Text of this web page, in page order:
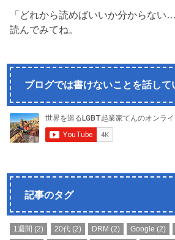
「どれから読めばいいか分からない
読んでみてね。
ブログでは書けないことを話して
記事のタグ
1週間 (2) 20代 (2) DRM (2) Google (2)